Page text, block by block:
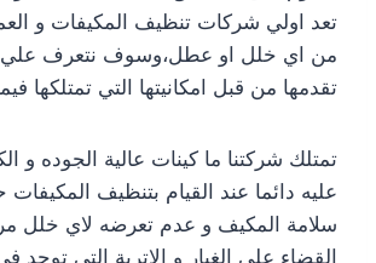
تعد اولي شركات تنظيف المكيفات و
من اي خلل او عطل،وسوف نتعرف علي
تقدمها من قبل امكانيتها التي تمتلكها
تمتلك شركتنا ما كينات عالية الجوده و
عليه دائما عند القيام بتنظيف
سلامة المكيف و عدم تعرضه لاي خلل
القضاء علي الغبار و الاتربة التي